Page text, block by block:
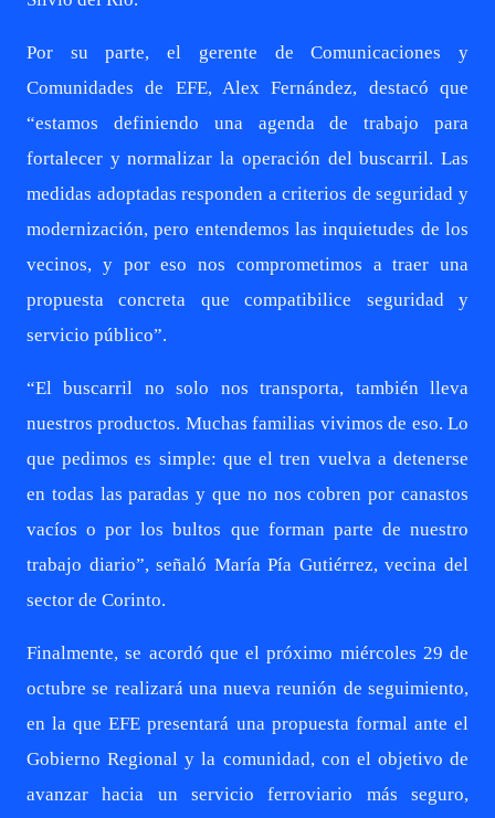
Por su parte, el gerente de Comunicaciones y
Comunidades de EFE, Alex Fernández, destacó que
“estamos definiendo una agenda de trabajo para
fortalecer y normalizar la operación del buscarril. Las
medidas adoptadas responden a criterios de seguridad y
modernización, pero entendemos las inquietudes de los
vecinos, y por eso nos comprometimos a traer una
propuesta concreta que compatibilice seguridad y
servicio público”.
“El buscarril no solo nos transporta, también lleva
nuestros productos. Muchas familias vivimos de eso. Lo
que pedimos es simple: que el tren vuelva a detenerse
en todas las paradas y que no nos cobren por canastos
vacíos o por los bultos que forman parte de nuestro
trabajo diario”, señaló María Pía Gutiérrez, vecina del
sector de Corinto.
Finalmente, se acordó que el próximo miércoles 29 de
octubre se realizará una nueva reunión de seguimiento,
en la que EFE presentará una propuesta formal ante el
Gobierno Regional y la comunidad, con el objetivo de
avanzar hacia un servicio ferroviario más seguro,